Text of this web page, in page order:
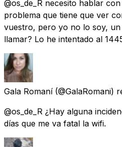
@os_de_R necesito hablar
problema que tiene que ver
vuestro, pero yo no lo soy,
llamar? Lo he intentado al
Gala Romaní (@GalaRomani)
@os_de_R ¿Hay alguna
días que me va fatal la wifi.